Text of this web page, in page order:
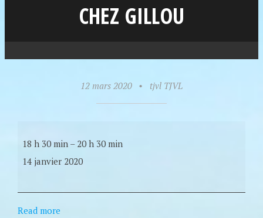
CHEZ GILLOU
12 mars 2020 • tjvl TJVL
18 h 30 min – 20 h 30 min
14 janvier 2020
Read more